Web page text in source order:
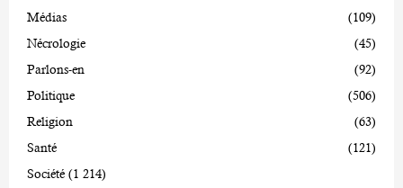
Médias
(109)
Nécrologie
(45)
Parlons-en
(92)
Politique
(506)
Religion
(63)
Santé
(121)
Société (1 214)